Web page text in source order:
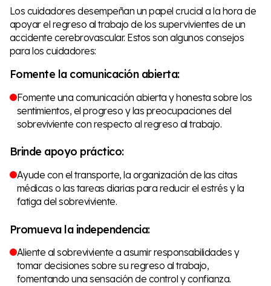
Los cuidadores desempeñan un papel crucial a la hora de
apoyar el regreso al trabajo de los supervivientes de un
accidente cerebrovascular. Estos son algunos consejos
para los cuidadores:
Fomente la comunicación abierta:
Fomente una comunicación abierta y honesta sobre los
sentimientos, el progreso y las preocupaciones del
sobreviviente con respecto al regreso al trabajo.
Brinde apoyo práctico:
Ayude con el transporte, la organización de las citas
médicas o las tareas diarias para reducir el estrés y la
fatiga del sobreviviente.
Promueva la independencia:
Aliente al sobreviviente a asumir responsabilidades y
tomar decisiones sobre su regreso al trabajo,
fomentando una sensación de control y confianza.